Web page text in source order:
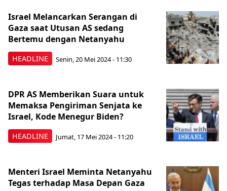
HEADLINE
Israel Melancarkan Serangan di
Gaza saat Utusan AS sedang
Bertemu dengan Netanyahu
Senin, 20 Mei 2024 - 11:30
HEADLINE
DPR AS Memberikan Suara untuk
Memaksa Pengiriman Senjata ke
Israel, Kode Menegur Biden?
Jumat, 17 Mei 2024 - 11:20
Menteri Israel Meminta Netanyahu
Tegas terhadap Masa Depan Gaza